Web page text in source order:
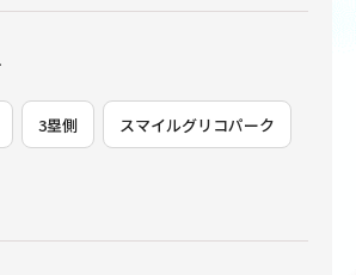
3塁側 スマイルグリコパーク